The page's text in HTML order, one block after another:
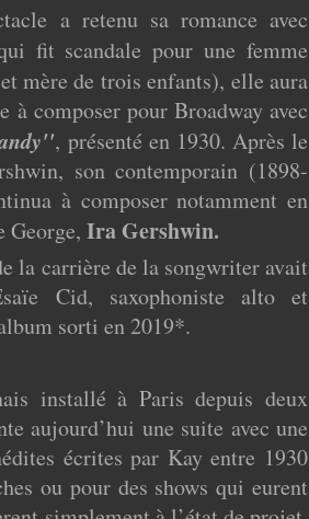
a retenu sa romance avec
fit scandale pour une femme
mère de trois enfants), elle aura
à composer pour Broadway avec
, présenté en 1930. Après le
son contemporain (1898-
à composer notamment en
George, Ira Gershwin.
la carrière de la songwriter avait
Cid, saxophoniste alto et
sorti en 2019*.
installé à Paris depuis deux
aujourd’hui une suite avec une
écrites par Kay entre 1930
ou pour des shows qui eurent